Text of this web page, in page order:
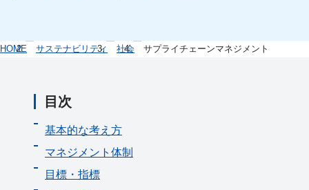
HOME サステナビリティ 社会 サプライチェーンマネジメント
目次
基本的な考え方
マネジメント体制
目標・指標